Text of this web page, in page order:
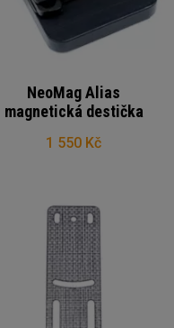
NeoMag Alias
magnetická destička
1 550 Kč